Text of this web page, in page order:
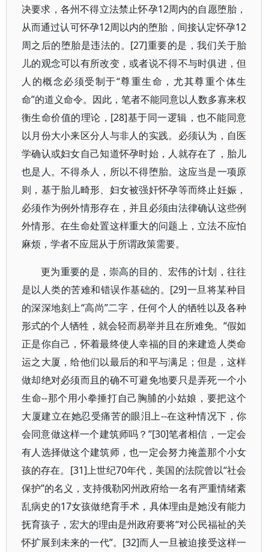
决要求，各州不得立法禁止怀孕12周内的自愿堕胎，
从而通过认可怀孕12周以内的堕胎，间接认定怀孕12
周之后的堕胎是违法的。[27]重要的是，我们关于胎
儿的观念可以有所改变，或者说不得不与时俱进，但
人的概念必须受制于“尊重生命，尤其尊重个体生
命”的道义命令。因此，笔者不能同意以人数多寡来权
衡生命价值的理论，[28]基于同一逻辑，也不能同意
以月份大小来区分人与非人的实践。必须认为，自医
学确认或妇女自己知道怀孕时始，人就存在了，胎儿
也是人。不得杀人，所以不得堕胎。这应当是一项原
则，基于胎儿畸形、妇女被强奸怀孕等而终止妊娠，
必须作为例外情形存在，并且必须由法律确认这些例
外情形。在生命处置这样重大的问题上，立法不应怕
麻烦，学者不应屈从于所谓政策需要。
更为重要的是，崇高的目的、宏伟的计划，往往
是以人类的苦难和错误作基础的。[29]一旦将某种目
的深深地刻上“高尚”二字，任何个人的牺牲以及各种
形式的个人牺牲，就会轻而易举并且在所难免。“假如
正是你自己，怀着最终使人幸福的目的来建造人类命
运之大厦，给他们以最后的和平与满足；但是，这样
做却绝对必须而且的确不可避免地要只是弄死一个小
生命--那个用小拳捶打自己胸脯的小姑娘，要把这个
大厦建立在她忍受痛苦的眼泪上--在这种情况下，你
会同意做这样一个建筑师吗？”[30]笔者相信，一定会
有人选择做这个建筑师，也一定会努力掩盖那个小女
孩的存在。[31]上世纪70年代，美国的法院曾以“社会
保护”的名义，支持俄勒冈州政府给一名有严重情绪紊
乱病史的17女孩做绝育手术，具体理由是她没有能力
抚育孩子，宏大的理由是州政府要将“对公民福祉的关
怀扩展到未来的一代”。[32]而人一旦被迫接受这样一